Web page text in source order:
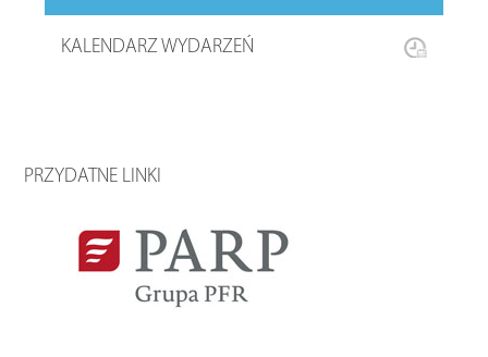
KALENDARZ WYDARZEŃ
PRZYDATNE LINKI